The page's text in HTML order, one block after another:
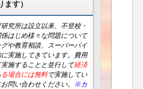
ます）
究所は設立以来、不登校・
はじめ様々な問題について
や教育相談、スーパーバイ
実施してきています。費用
施することと並行して経済
場合には無料で実施してい
問い合わせください。
※カ